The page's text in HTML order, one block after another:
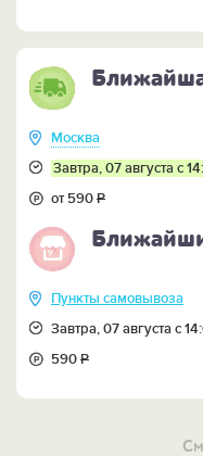
Френч-пресс, 350
- изящное
стекла и
- эргономичная
крышка с поршнем
комфорт в
- благодаря
наблюдать за
каждым этапом
ароматного чая.
Набор упакован в
экологичным
Москва
Завтра, 07 августа с
от 590Р
Пункты самовывоза
Завтра, 07 августа с
590Р